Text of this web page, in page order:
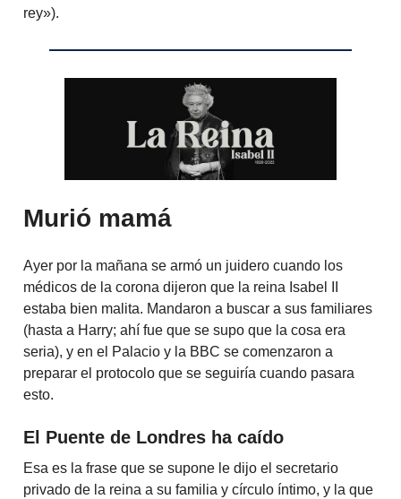
rey»).
Murió mamá
Ayer por la mañana se armó un juidero cuando los
médicos de la corona dijeron que la reina Isabel II
estaba bien malita. Mandaron a buscar a sus familiares
(hasta a Harry; ahí fue que se supo que la cosa era
seria), y en el Palacio y la BBC se comenzaron a
preparar el protocolo que se seguiría cuando pasara
esto.
El Puente de Londres ha caído
Esa es la frase que se supone le dijo el secretario
privado de la reina a su familia y círculo íntimo, y la que